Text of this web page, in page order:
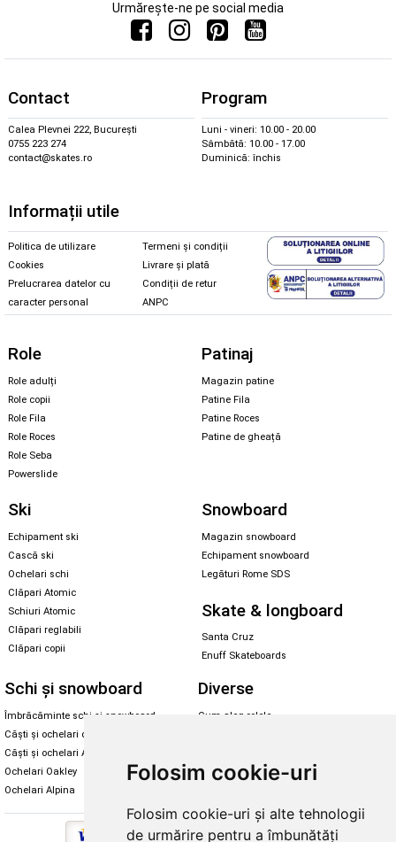
Folosim cookie-uri
Folosim cookie-uri și alte tehnologii
de urmărire pentru a îmbunătăți
Urmărește-ne pe social media
Contact
Calea Plevnei 222, București
0755 223 274
contact@skates.ro
Program
Luni - vineri: 10.00 - 20.00
Sâmbătă: 10.00 - 17.00
Duminică: închis
Informații utile
Politica de utilizare
Cookies
Prelucrarea datelor cu
caracter personal
Termeni și condiții
Livrare și plată
Condiții de retur
ANPC
Role
Role adulți
Role copii
Role Fila
Role Roces
Role Seba
Powerslide
Patinaj
Magazin patine
Patine Fila
Patine Roces
Patine de gheață
Ski
Echipament ski
Cască ski
Ochelari schi
Clăpari Atomic
Schiuri Atomic
Clăpari reglabili
Clăpari copii
Snowboard
Magazin snowboard
Echipament snowboard
Legături Rome SDS
Skate & longboard
Santa Cruz
Enuff Skateboards
Schi și snowboard
Îmbrăcăminte schi și snowboard
Căști și ochelari de iarnă
Căști și ochelari Alpina
Ochelari Oakley
Ochelari Alpina
Diverse
Cum aleg rolele
Ochelari de soare Alpina